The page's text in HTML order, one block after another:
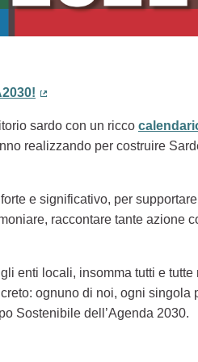
sardo con un ricco
realizzando per costruire
e significativo, per
raccontare tante azione
enti locali, insomma tutti e tutte
ognuno di noi, ogni singola
Sostenibile dell’Agenda 2030.